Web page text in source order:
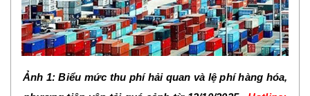
Ảnh 1: Biểu mức thu phí hải quan và lệ phí hàng hóa,